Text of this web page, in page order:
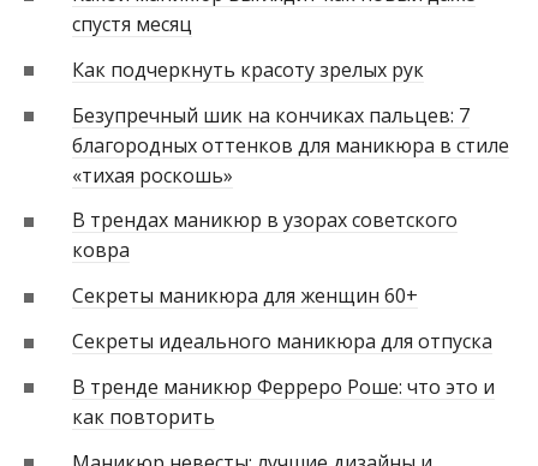
спустя месяц
Как подчеркнуть красоту зрелых рук
Безупречный шик на кончиках пальцев: 7
благородных оттенков для маникюра в стиле
«тихая роскошь»
В трендах маникюр в узорах советского
ковра
Секреты маникюра для женщин 60+
Секреты идеального маникюра для отпуска
В тренде маникюр Ферреро Роше: что это и
как повторить